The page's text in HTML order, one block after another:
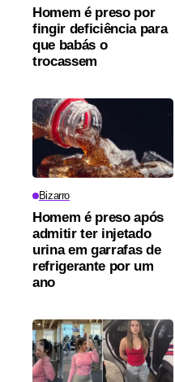
Homem é preso por
fingir deficiência para
que babás o
trocassem
Bizarro
Homem é preso após
admitir ter injetado
urina em garrafas de
refrigerante por um
ano